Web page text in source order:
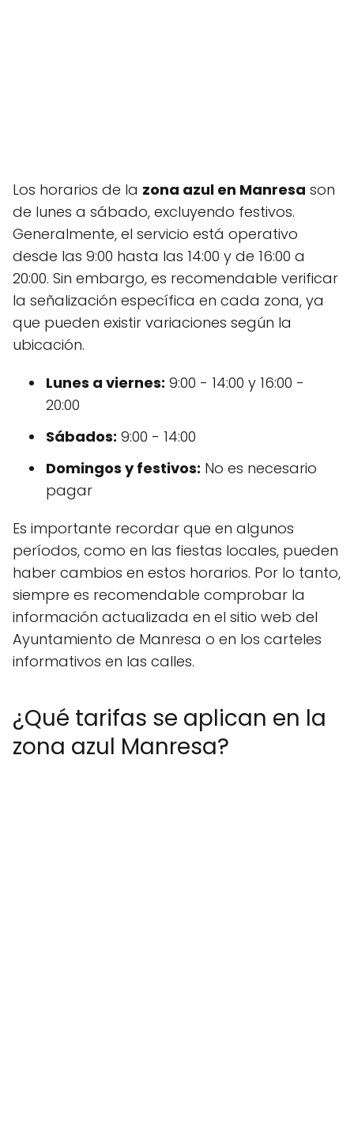
Los horarios de la zona azul en Manresa son
de lunes a sábado, excluyendo festivos.
Generalmente, el servicio está operativo
desde las 9:00 hasta las 14:00 y de 16:00 a
20:00. Sin embargo, es recomendable verificar
la señalización específica en cada zona, ya
que pueden existir variaciones según la
ubicación.
Lunes a viernes: 9:00 - 14:00 y 16:00 -
20:00
Sábados: 9:00 - 14:00
Domingos y festivos: No es necesario
pagar
Es importante recordar que en algunos
períodos, como en las fiestas locales, pueden
haber cambios en estos horarios. Por lo tanto,
siempre es recomendable comprobar la
información actualizada en el sitio web del
Ayuntamiento de Manresa o en los carteles
informativos en las calles.
¿Qué tarifas se aplican en la
zona azul Manresa?